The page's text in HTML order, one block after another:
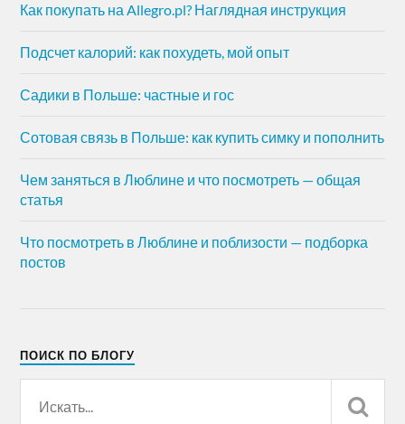
Как покупать на Allegro.pl? Наглядная инструкция
Подсчет калорий: как похудеть, мой опыт
Садики в Польше: частные и гос
Сотовая связь в Польше: как купить симку и пополнить
Чем заняться в Люблине и что посмотреть — общая
статья
Что посмотреть в Люблине и поблизости — подборка
постов
ПОИСК ПО БЛОГУ